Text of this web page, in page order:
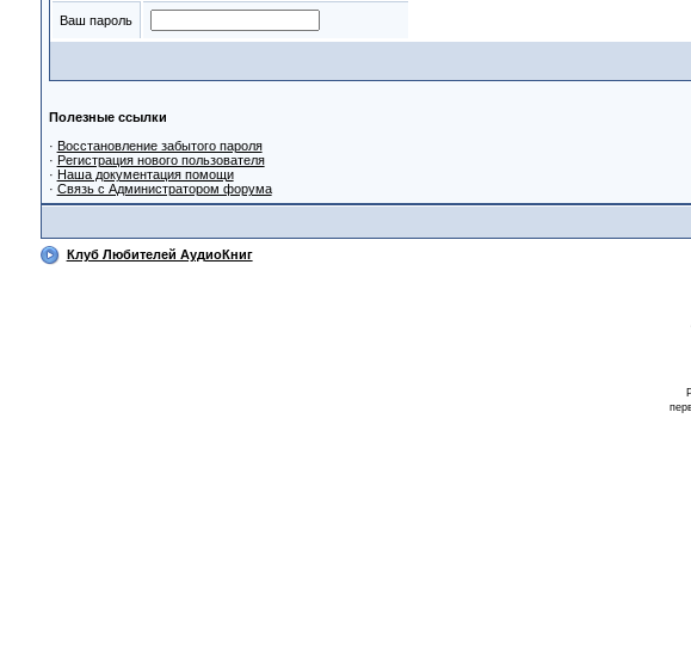
Ваш пароль
Полезные ссылки
· Восстановление забытого пароля
· Регистрация нового пользователя
· Наша документация помощи
· Связь с Администратором форума
Клуб Любителей АудиоКниг